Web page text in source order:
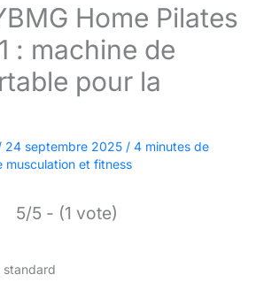
Home Pilates
: machine de
pour la
24 septembre 2025 / 4 minutes de
musculation et fitness
5/5 - (1 vote)